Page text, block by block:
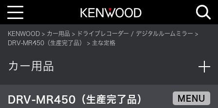
T
l
e
v
i
i
o
KENWOOD カー用品
ドライブレコーダー / デジタルルームミラー
DRV-MR450（生産完了品）
主な定格
カー用品
DRV-MR450（生産完了品） MENU